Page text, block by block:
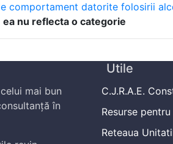
comportament datorite folosirii
nu reflecta o categorie
mai bun
în
Utile
C.J.R.A.E.
Resurse
Reteaua